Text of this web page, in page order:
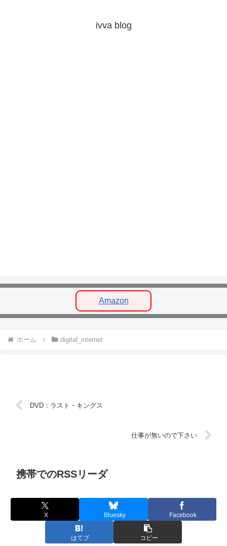
ivva blog
Amazon
ホーム digital_internet
DVD：ラスト・キングス
仕事が無いので下さい
携帯でのRSSリーダ
X Bluesky Facebook
はてブ コピー